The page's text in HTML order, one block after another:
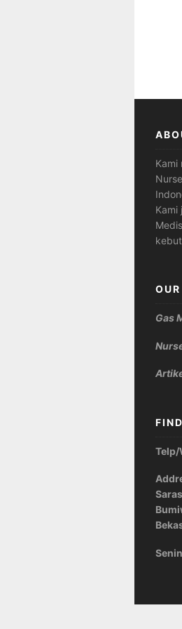
Kami
Kami
Gas
Telp/